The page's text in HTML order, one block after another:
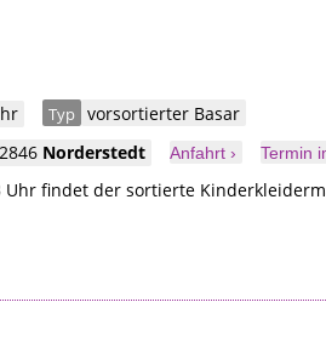
Typ vorsortierter Basar
Norderstedt Anfahrt › Termin
Uhr findet der sortierte